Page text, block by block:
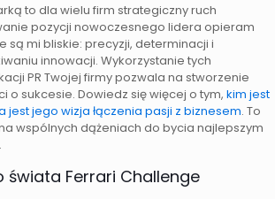
to dla wielu firm strategiczny ruch
pozycji nowoczesnego lidera opieram
są mi bliskie: precyzji, determinacji i
innowacji. Wykorzystanie tych
PR Twojej firmy pozwala na stworzenie
o sukcesie. Dowiedz się więcej o tym,kim jest
jest jego wizja łączenia pasji z biznesem. To
wspólnych dążeniach do bycia najlepszym
świata Ferrari Challenge